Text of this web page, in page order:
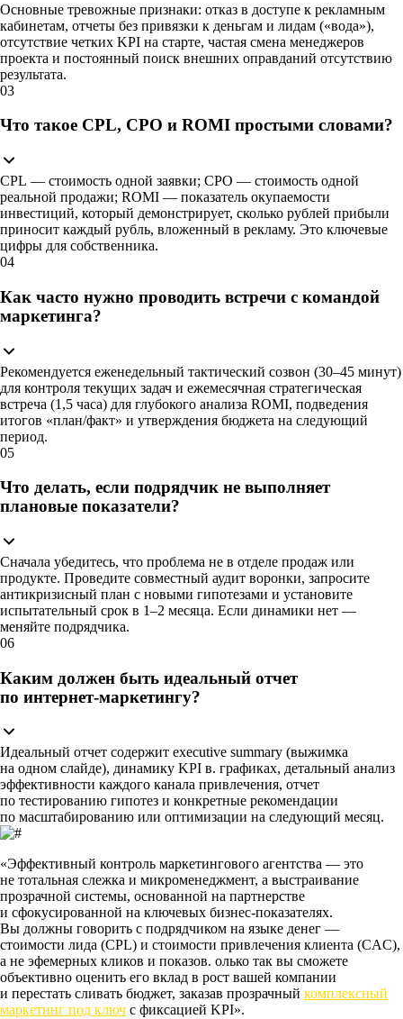
Основные тревожные признаки: отказ в доступе к рекламным
кабинетам, отчеты без привязки к деньгам и лидам («вода»),
отсутствие четких KPI на старте, частая смена менеджеров
проекта и постоянный поиск внешних оправданий отсутствию
результата.
03
Что такое CPL, CPO и ROMI простыми словами?
CPL — стоимость одной заявки; CPO — стоимость одной
реальной продажи; ROMI — показатель окупаемости
инвестиций, который демонстрирует, сколько рублей прибыли
приносит каждый рубль, вложенный в рекламу. Это ключевые
цифры для собственника.
04
Как часто нужно проводить встречи с командой
маркетинга?
Рекомендуется еженедельный тактический созвон (30–45 минут)
для контроля текущих задач и ежемесячная стратегическая
встреча (1,5 часа) для глубокого анализа ROMI, подведения
итогов «план/факт» и утверждения бюджета на следующий
период.
05
Что делать, если подрядчик не выполняет
плановые показатели?
Сначала убедитесь, что проблема не в отделе продаж или
продукте. Проведите совместный аудит воронки, запросите
антикризисный план с новыми гипотезами и установите
испытательный срок в 1–2 месяца. Если динамики нет —
меняйте подрядчика.
06
Каким должен быть идеальный отчет
по интернет‑маркетингу?
Идеальный отчет содержит executive summary (выжимка
на одном слайде), динамику KPI в. графиках, детальный анализ
эффективности каждого канала привлечения, отчет
по тестированию гипотез и конкретные рекомендации
по масштабированию или оптимизации на следующий месяц.
«Эффективный контроль маркетингового агентства — это
не тотальная слежка и микроменеджмент, а выстраивание
прозрачной системы, основанной на партнерстве
и сфокусированной на ключевых бизнес‑показателях.
Вы должны говорить с подрядчиком на языке денег —
стоимости лида (CPL) и стоимости привлечения клиента (CAC),
а не эфемерных кликов и показов. олько так вы сможете
объективно оценить его вклад в рост вашей компании
и перестать сливать бюджет, заказав прозрачный комплексный
маркетинг под ключ с фиксацией KPI».